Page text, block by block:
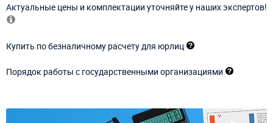
Актуальные цены и комплектации уточняйте у наших экспертов!
Купить по безналичному расчету для юрлиц
Порядок работы с государственными организациями